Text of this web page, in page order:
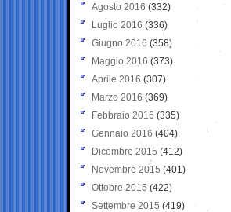
Agosto 2016 (332)
Luglio 2016 (336)
Giugno 2016 (358)
Maggio 2016 (373)
Aprile 2016 (307)
Marzo 2016 (369)
Febbraio 2016 (335)
Gennaio 2016 (404)
Dicembre 2015 (412)
Novembre 2015 (401)
Ottobre 2015 (422)
Settembre 2015 (419)